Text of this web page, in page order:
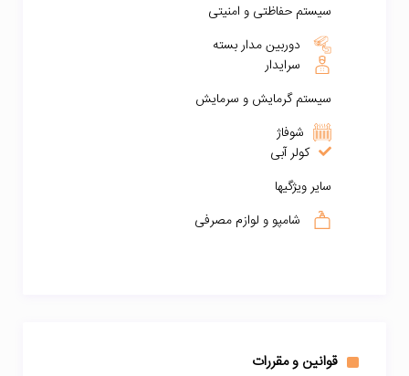
سیستم حفاظتی و امنیتی
دوربین مدار بسته
سرایدار
سیستم گرمایش و سرمایش
شوفاژ
کولر آبی
سایر ویژگیها
شامپو و لوازم مصرفی
قوانین و مقررات